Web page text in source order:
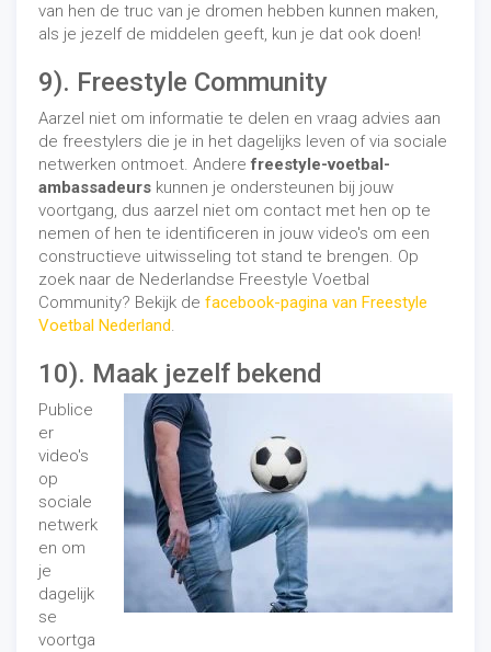
van hen de truc van je dromen hebben kunnen maken,
als je jezelf de middelen geeft, kun je dat ook doen!
9). Freestyle Community
Aarzel niet om informatie te delen en vraag advies aan
de freestylers die je in het dagelijks leven of via sociale
netwerken ontmoet. Anderefreestyle-voetbal-
ambassadeurs kunnen je ondersteunen bij jouw
voortgang, dus aarzel niet om contact met hen op te
nemen of hen te identificeren in jouw video's om een ​​
constructieve uitwisseling tot stand te brengen. Op
zoek naar de Nederlandse Freestyle Voetbal
Community? Bekijk de facebook-pagina van Freestyle
Voetbal Nederland.
10). Maak jezelf bekend
Publice
er
video's
op
sociale
netwerk
en om
je
dagelijk
se
voortga